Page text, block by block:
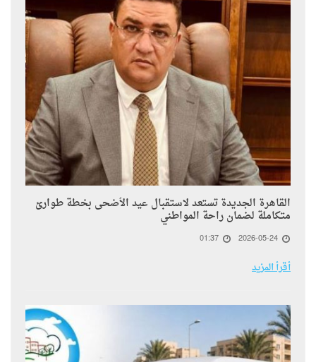
القاهرة الجديدة تستعد لاستقبال عيد الأضحى بخطة طوارئ
متكاملة لضمان راحة المواطني
2026-05-24
01:37
أقرأ المزيد